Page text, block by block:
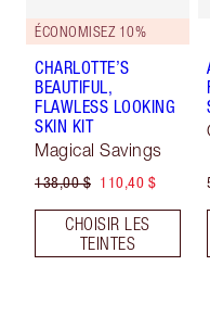
ÉCONOMISEZ 10%
CHARLOTTE’S
BEAUTIFUL,
FLAWLESS LOOKING
SKIN KIT
Magical Savings
138,00 $ 110,40 $
CHOISIR LES
TEINTES